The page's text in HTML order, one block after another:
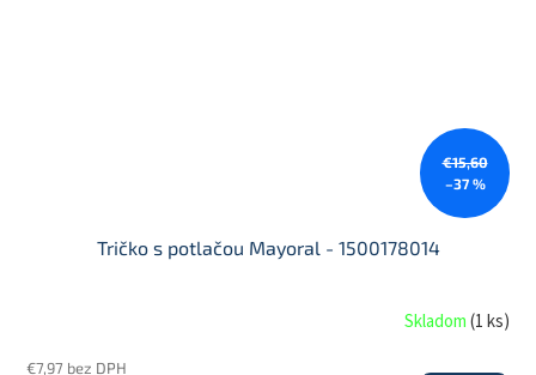
€15,60
–37 %
Tričko s potlačou Mayoral - 1500178014
Skladom(1 ks)
€7,97 bez DPH